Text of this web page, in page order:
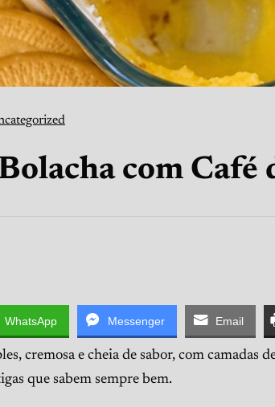
com Café
WhatsApp Messenger Email
cremosa e cheia de sabor, com camadas
que sabem sempre bem.